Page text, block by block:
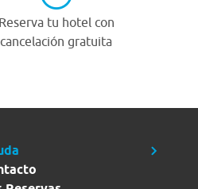
tu hotel con
cancelación gratuita